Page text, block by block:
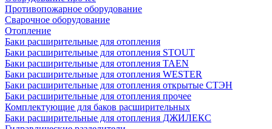
Противопожарное оборудование
Сварочное оборудование
Отопление
Баки расширительные для отопления
Баки расширительные для отопления STOUT
Баки расширительные для отопления TAEN
Баки расширительные для отопления WESTER
Баки расширительные для отопления открытые СТЭН
Баки расширительные для отопления прочее
Комплектующие для баков расширительных
Баки расширительные для отопления ДЖИЛЕКС